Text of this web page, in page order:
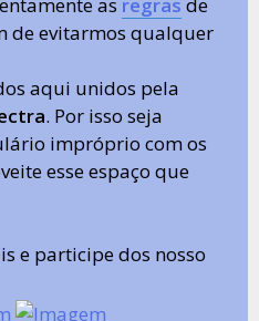
de evitarmos qualquer
aqui unidos pela
. Por isso seja
impróprio com os
esse espaço que
e participe dos nosso